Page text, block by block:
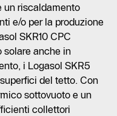
un riscaldamento
e/o per la produzione
SKR10 CPC
solare anche in
i Logasol SKR5
del tetto. Con
sottovuoto e un
collettori